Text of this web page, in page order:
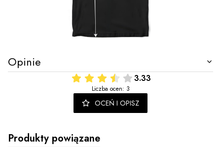
Opinie
3.33
Liczba ocen: 3
OCEŃ I OPISZ
Produkty powiązane